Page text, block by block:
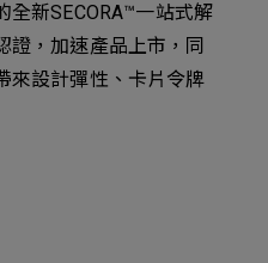
全新SECORA™一站式解
證，加速產品上市，同
來設計彈性、卡片令牌